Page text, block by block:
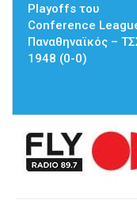
Playoffs του
Conference
Παναθηναϊκός –
1948 (0-0)